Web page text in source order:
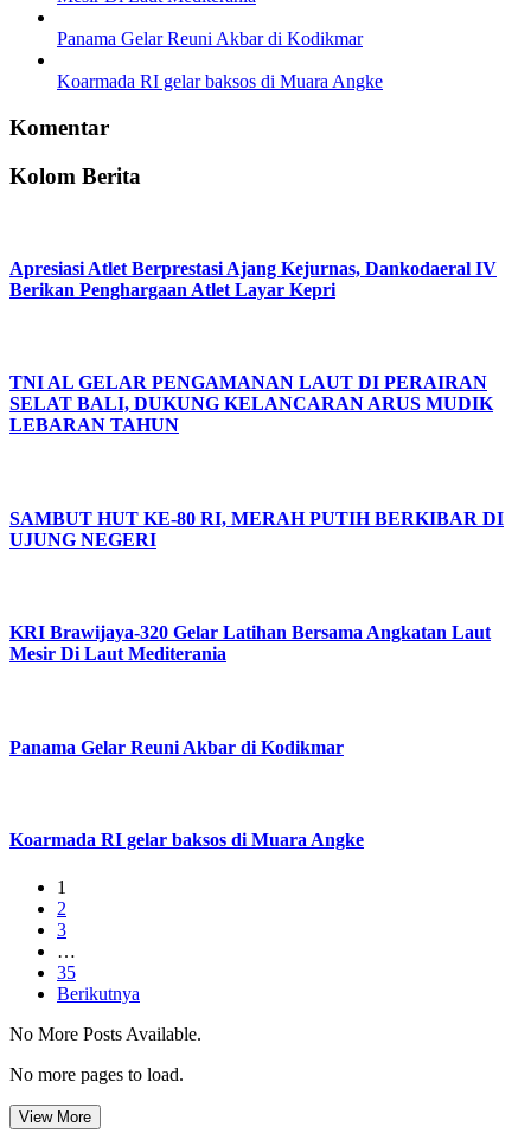
Panama Gelar Reuni Akbar di Kodikmar
Koarmada RI gelar baksos di Muara Angke
Komentar
Kolom Berita
Apresiasi Atlet Berprestasi Ajang Kejurnas, Dankodaeral IV
Berikan Penghargaan Atlet Layar Kepri
TNI AL GELAR PENGAMANAN LAUT DI PERAIRAN
SELAT BALI, DUKUNG KELANCARAN ARUS MUDIK
LEBARAN TAHUN
SAMBUT HUT KE-80 RI, MERAH PUTIH BERKIBAR DI
UJUNG NEGERI
KRI Brawijaya-320 Gelar Latihan Bersama Angkatan Laut
Mesir Di Laut Mediterania
Panama Gelar Reuni Akbar di Kodikmar
Koarmada RI gelar baksos di Muara Angke
1
2
3
…
35
Berikutnya
No More Posts Available.
No more pages to load.
View More